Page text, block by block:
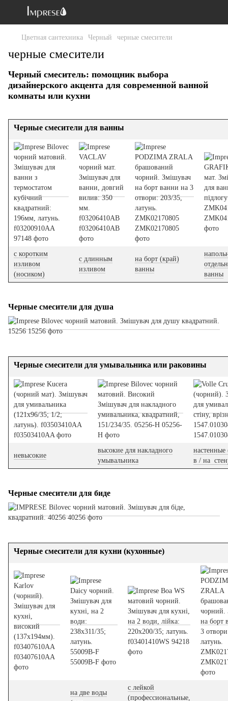
Цветная сантехника Черный черные смесители
черные смесители
Черный смеситель: помощник выбора
дизайнерского акцента для современной ванной
комнаты или кухни
Черные смесители для ванны
с коротким
изливом
(носиком)
с длинным
изливом
на борт (край)
ванны
ванны
Черные смесители для душа
Черные смесители для умывальника или раковины
невысокие
высокие для накладного
умывальника
в / на
Черные смесители для биде
Черные смесители для кухни (кухонные)
на две воды
с лейкой
(профессиональные,